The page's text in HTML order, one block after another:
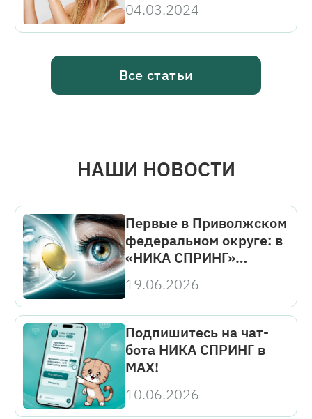
04.03.2024
Все статьи
НАШИ НОВОСТИ
Первые в Приволжском
федеральном округе: в
«НИКА СПРИНГ»
имплантировали линзу
Clareon PanOptix Pro
19.06.2026
Подпишитесь на чат-
бота НИКА СПРИНГ в
МАХ!
10.06.2026